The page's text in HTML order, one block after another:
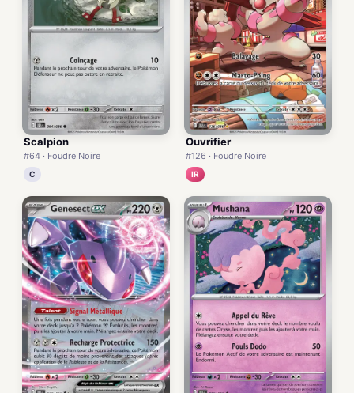
Scalpion
#64 · Foudre Noire
C
Ouvrifier
#126 · Foudre Noire
IR